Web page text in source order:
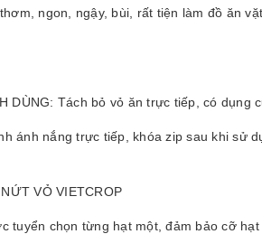
ngon, ngậy, bùi, rất tiện làm đồ ăn
DÙNG: Tách bỏ vỏ ăn trực tiếp, có dụng
ánh nắng trực tiếp, khóa zip sau khi sử
VỎ VIETCROP
tuyển chọn từng hạt một, đảm bảo cỡ